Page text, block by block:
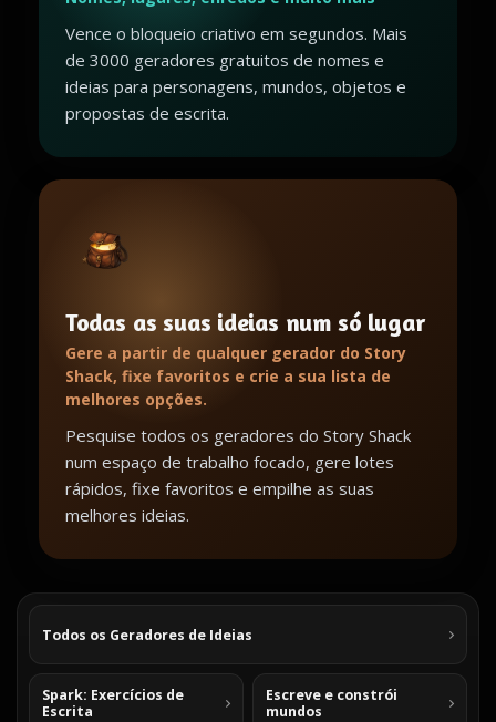
Vence o bloqueio criativo em segundos. Mais
de 3000 geradores gratuitos de nomes e
ideias para personagens, mundos, objetos e
propostas de escrita.
Todas as suas ideias num só lugar
Gere a partir de qualquer gerador do Story
Shack, fixe favoritos e crie a sua lista de
melhores opções.
Pesquise todos os geradores do Story Shack
num espaço de trabalho focado, gere lotes
rápidos, fixe favoritos e empilhe as suas
melhores ideias.
Todos os Geradores de Ideias
Spark: Exercícios de
Escrita
Escreve e constrói
mundos